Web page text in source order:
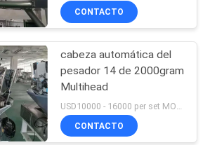
automático
27
CONTACTO
cabeza automática del
pesador 14 de 2000gram
Multihead
CONTACTO